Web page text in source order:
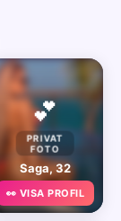
💕
PRIVAT
FOTO
Saga, 32
👀 VISA PROFIL